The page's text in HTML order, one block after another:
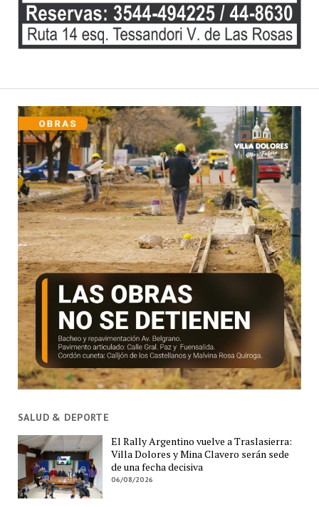
SALUD & DEPORTE
El Rally Argentino vuelve a Traslasierra:
Villa Dolores y Mina Clavero serán sede
de una fecha decisiva
06/08/2026